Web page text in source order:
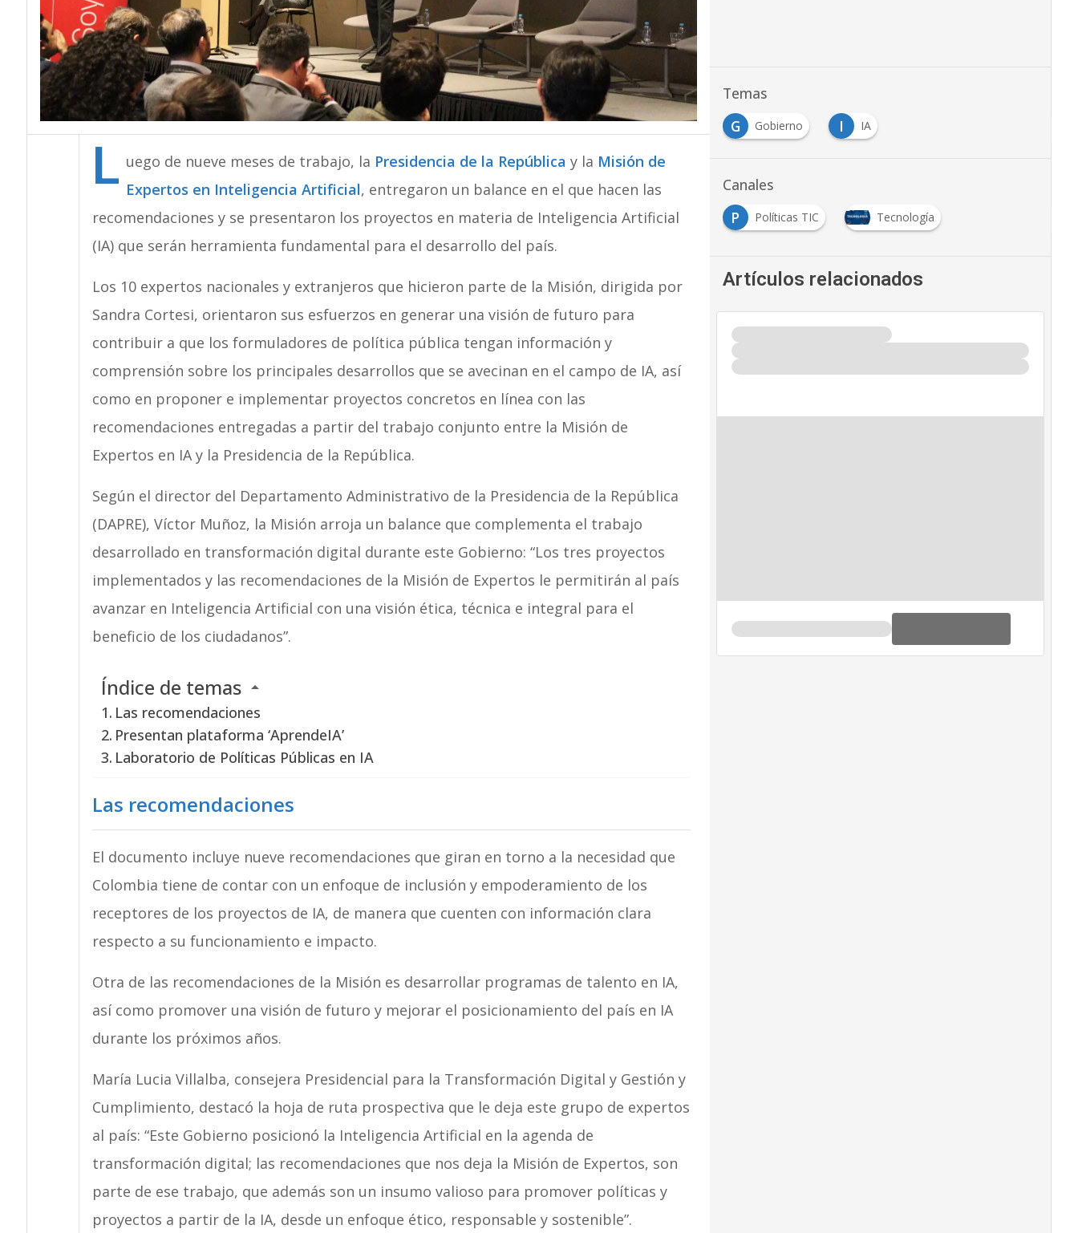
L uego de nueve meses de trabajo, la Presidencia de la República y la Misión de
Expertos en Inteligencia Artificial, entregaron un balance en el que hacen las
recomendaciones y se presentaron los proyectos en materia de Inteligencia Artificial
(IA) que serán herramienta fundamental para el desarrollo del país.
Los 10 expertos nacionales y extranjeros que hicieron parte de la Misión, dirigida por
Sandra Cortesi, orientaron sus esfuerzos en generar una visión de futuro para
contribuir a que los formuladores de política pública tengan información y
comprensión sobre los principales desarrollos que se avecinan en el campo de IA, así
como en proponer e implementar proyectos concretos en línea con las
recomendaciones entregadas a partir del trabajo conjunto entre la Misión de
Expertos en IA y la Presidencia de la República.
Según el director del Departamento Administrativo de la Presidencia de la República
(DAPRE), Víctor Muñoz, la Misión arroja un balance que complementa el trabajo
desarrollado en transformación digital durante este Gobierno: “Los tres proyectos
implementados y las recomendaciones de la Misión de Expertos le permitirán al país
avanzar en Inteligencia Artificial con una visión ética, técnica e integral para el
beneficio de los ciudadanos”.
Índice de temas
Las recomendaciones
Presentan plataforma ‘AprendeIA’
Laboratorio de Políticas Públicas en IA
Las recomendaciones
El documento incluye nueve recomendaciones que giran en torno a la necesidad que
Colombia tiene de contar con un enfoque de inclusión y empoderamiento de los
receptores de los proyectos de IA, de manera que cuenten con información clara
respecto a su funcionamiento e impacto.
Otra de las recomendaciones de la Misión es desarrollar programas de talento en IA,
así como promover una visión de futuro y mejorar el posicionamiento del país en IA
durante los próximos años.
María Lucia Villalba, consejera Presidencial para la Transformación Digital y Gestión y
Cumplimiento, destacó la hoja de ruta prospectiva que le deja este grupo de expertos
al país: “Este Gobierno posicionó la Inteligencia Artificial en la agenda de
transformación digital; las recomendaciones que nos deja la Misión de Expertos, son
parte de ese trabajo, que además son un insumo valioso para promover políticas y
proyectos a partir de la IA, desde un enfoque ético, responsable y sostenible”.
Temas
G
Gobierno I IA
Canales
P
Políticas TIC Tecnología
Artículos relacionados